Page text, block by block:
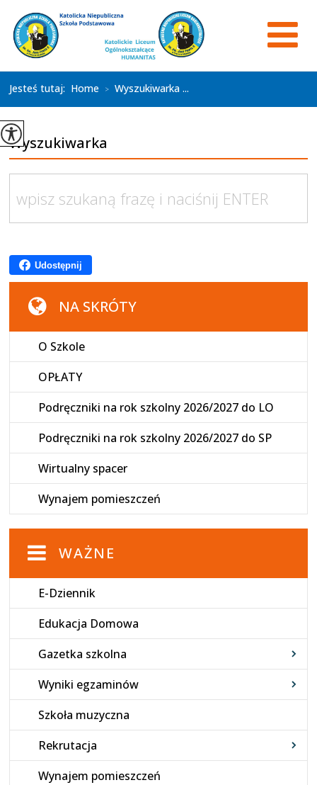
Jesteś tutaj: Home > Wyszukiwarka ...
Wyszukiwarka
Udostępnij
NA SKRÓTY
O Szkole
OPŁATY
Podręczniki na rok szkolny 2026/2027 do LO
Podręczniki na rok szkolny 2026/2027 do SP
Wirtualny spacer
Wynajem pomieszczeń
WAŻNE
E-Dziennik
Edukacja Domowa
Gazetka szkolna
Wyniki egzaminów
Szkoła muzyczna
Rekrutacja
Wynajem pomieszczeń